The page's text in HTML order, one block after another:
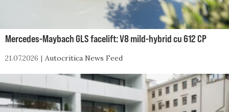
Mercedes-Maybach GLS facelift: V8 mild-hybrid cu 612 CP
21.07.2026 Autocritica News Feed